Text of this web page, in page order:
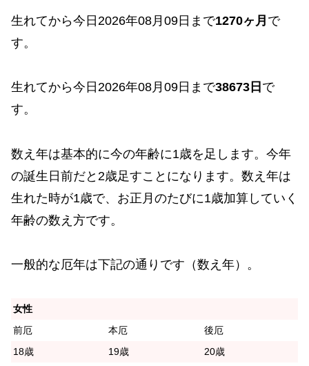
生れてから今日2026年08月09日まで1270ヶ月 で
す。
生れてから今日2026年08月09日まで38673日 で
す。
数え年は基本的に今の年齢に1歳を足します。今年
の誕生日前だと2歳足すことになります。数え年は
生れた時が1歳で、お正月のたびに1歳加算していく
年齢の数え方です。
一般的な厄年は下記の通りです（数え年）。
女性
前厄
本厄
後厄
18歳
19歳
20歳